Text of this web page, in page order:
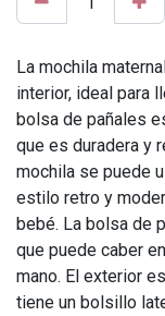
La mochila
interior, ideal para
bolsa de pañales
que es duradera y
mochila se puede
estilo retro y
bebé. La bolsa de
que puede caber
mano. El exterior
tiene un bolsillo